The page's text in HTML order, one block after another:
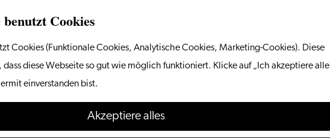
benutzt Cookies
Cookies (Funktionale Cookies, Analytische Cookies, Marketing-Cookies). Diese
dass diese Webseite so gut wie möglich funktioniert. Klicke auf „Ich akzeptiere alle
einverstanden bist.
Akzeptiere alles